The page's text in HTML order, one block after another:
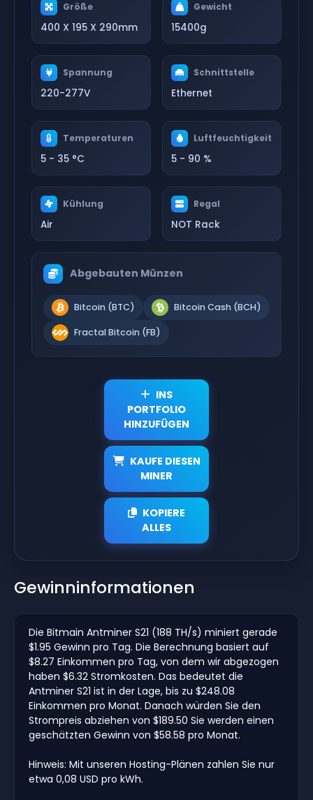
Größe
400 X 195 X 290mm
Gewicht
15400g
Spannung
220-277V
Schnittstelle
Ethernet
Temperaturen
5 - 35 °C
Luftfeuchtigkeit
5 - 90 %
Kühlung
Air
Regal
NOT Rack
Abgebauten Münzen
Bitcoin (BTC) Bitcoin Cash (BCH)
Fractal Bitcoin (FB)
INS
PORTFOLIO
HINZUFÜGEN
KAUFE DIESEN
MINER
KOPIERE
ALLES
Gewinninformationen
Die Bitmain Antminer S21 (188 TH/s) miniert gerade
$1.95 Gewinn pro Tag. Die Berechnung basiert auf
$8.27 Einkommen pro Tag, von dem wir abgezogen
haben $6.32 Stromkosten. Das bedeutet die
Antminer S21 ist in der Lage, bis zu $248.08
Einkommen pro Monat. Danach würden Sie den
Strompreis abziehen von $189.50 Sie werden einen
geschätzten Gewinn von $58.58 pro Monat.
Hinweis: Mit unseren Hosting-Plänen zahlen Sie nur
etwa 0,08 USD pro kWh.